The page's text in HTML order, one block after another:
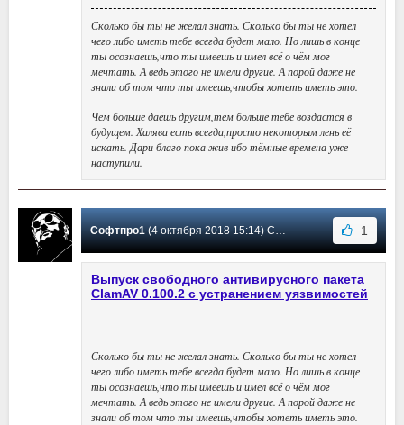
Сколько бы ты не желал знать. Сколько бы ты не хотел
чего либо иметь тебе всегда будет мало. Но лишь в конце
ты осознаешь,что ты имеешь и имел всё о чём мог
мечтать. А ведь этого не имели другие. А порой даже не
знали об том что ты имеешь,чтобы хотеть иметь это.
Чем больше даёшь другим,тем больше тебе воздастся в
будущем. Халява есть всегда,просто некоторым лень её
искать. Дари благо пока жив ибо тёмные времена уже
наступили.
Софтпро1(4 октября 2018 15:14) Сообщение #21 1
Выпуск свободного антивирусного пакета
ClamAV 0.100.2 с устранением уязвимостей
Сколько бы ты не желал знать. Сколько бы ты не хотел
чего либо иметь тебе всегда будет мало. Но лишь в конце
ты осознаешь,что ты имеешь и имел всё о чём мог
мечтать. А ведь этого не имели другие. А порой даже не
знали об том что ты имеешь,чтобы хотеть иметь это.